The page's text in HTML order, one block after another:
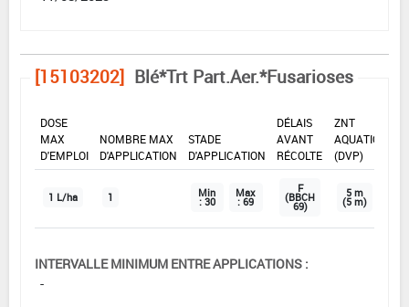
[15103202] Blé*Trt Part.Aer.*Fusarioses
DOSE
MAX
D'EMPLOI
NOMBRE MAX
D'APPLICATION
STADE
D'APPLICATION
DÉLAIS
AVANT
RÉCOLTE
ZNT
AQUATIQUE
(DVP)
1 L/ha 1 Min
: 30
Max
: 69
F
(BBCH
69)
5 m
(5 m)
INTERVALLE MINIMUM ENTRE APPLICATIONS :
-